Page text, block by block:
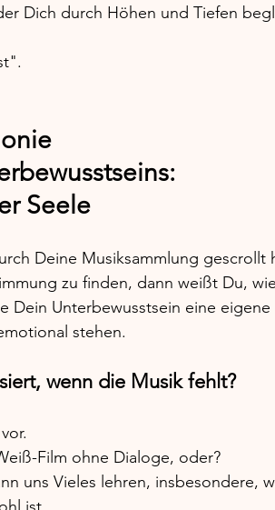
Dich durch Höhen und Tiefen
Seele
Deine Musiksammlung gescrollt
zu finden, dann weißt Du,
Dein Unterbewusstsein eine eigene
stehen.
wenn die Musik fehlt?
Film ohne Dialoge, oder?
uns Vieles lehren, insbesondere,